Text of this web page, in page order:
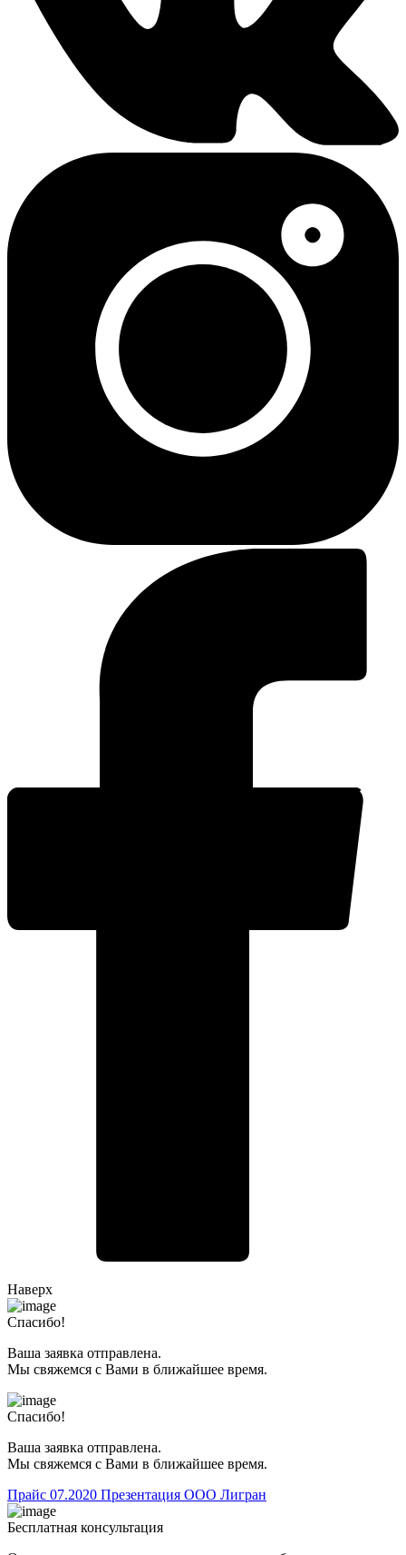
Наверх
Спасибо!
Ваша заявка отправлена.
Мы свяжемся с Вами в ближайшее время.
Спасибо!
Ваша заявка отправлена.
Мы свяжемся с Вами в ближайшее время.
Прайс 07.2020 Презентация ООО Лигран
Бесплатная консультация